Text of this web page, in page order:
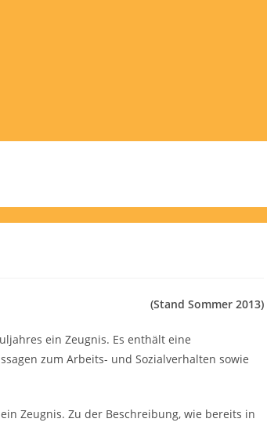
(Stand Sommer 2013)
ein Zeugnis. Es enthält eine
zum Arbeits- und Sozialverhalten sowie
Zeugnis. Zu der Beschreibung, wie bereits in